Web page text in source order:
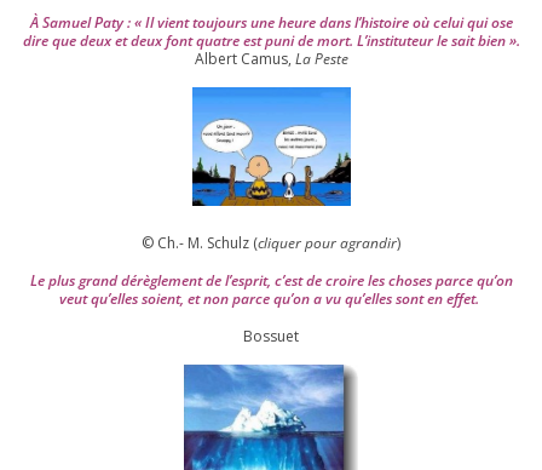
À Samuel Paty : « Il vient tou­jours une heure dans l’his­toire où celui qui ose
dire que deux et deux font quatre est puni de mort. L’instituteur le sait bien ».
Albert Camus, La Peste
© Ch.- M. Schulz (cli­quer pour agran­dir)
Le plus grand dérè­gle­ment de l’es­prit, c’est de croire les choses parce qu’on
veut qu’elles soient, et non parce qu’on a vu qu’elles sont en effet.
Bossuet